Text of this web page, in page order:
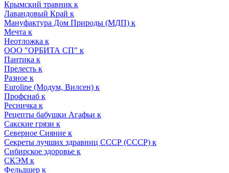
Крымский травник к
Лавандовый Край к
Мануфактура Дом Природы (МДП) к
Мечта к
Неотложка к
ООО "ОРБИТА СП" к
Пантика к
Прелесть к
Разное к
Euroline (Модум, Вилсен) к
Профснаб к
Ресничка к
Рецепты бабушки Агафьи к
Сакские грязи к
Северное Сияние к
Секреты лучших здравниц СССР (СССР) к
Сибирское здоровье к
СКЭМ к
Фельдшер к